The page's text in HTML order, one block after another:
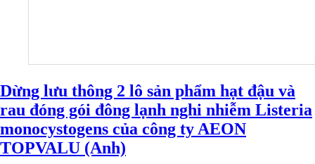
Dừng lưu thông 2 lô sản phẩm hạt đậu và
rau đóng gói đông lạnh nghi nhiễm Listeria
monocystogens của công ty AEON
TOPVALU (Anh)